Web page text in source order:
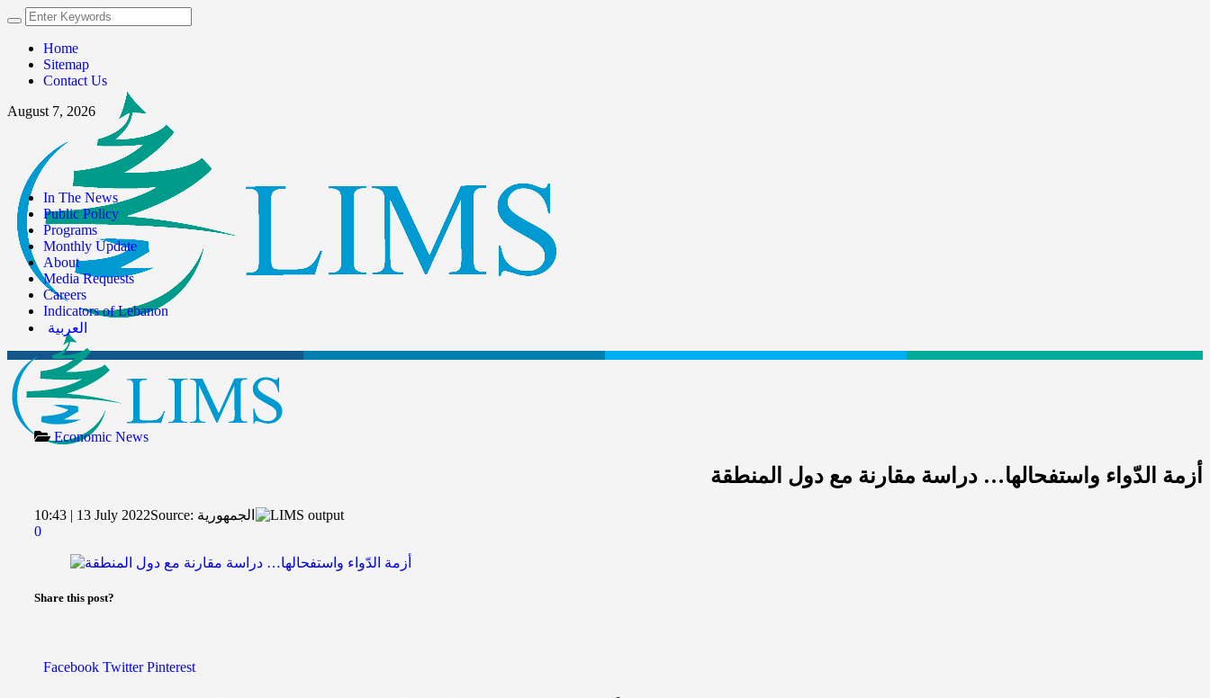
Home
Sitemap
Contact Us
August 7, 2026
In The News
Public Policy
Programs
Monthly Update
About
Media Requests
Careers
Indicators of Lebanon
العربية
Economic News
أزمة الدّواء واستفحالها… دراسة مقارنة مع دول المنطقة
10:43 | 13 July 2022Source: الجمهورية
0
Share this post?
Facebook Twitter Pinterest